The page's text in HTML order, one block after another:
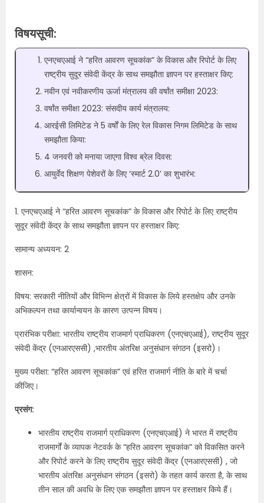
विषयसूची:
एनएचएआई ने “हरित आवरण सूचकांक” के विकास और रिपोर्ट के लिए
राष्ट्रीय सुदूर संवेदी केंद्र के साथ समझौता ज्ञापन पर हस्ताक्षर किए:
नवीन एवं नवीकरणीय ऊर्जा मंत्रालय की वर्षांत समीक्षा 2023:
वर्षांत समीक्षा 2023: संसदीय कार्य मंत्रालय:
आरईसी लिमिटेड ने 5 वर्षों के लिए रेल विकास निगम लिमिटेड के साथ
समझौता किया:
4 जनवरी को मनाया जाएगा विश्व ब्रेल दिवस:
आयुर्वेद शिक्षण पेशेवरों के लिए ‘स्मार्ट 2.0’ का शुभारंभ:
1. एनएचएआई ने “हरित आवरण सूचकांक” के विकास और रिपोर्ट के लिए राष्ट्रीय
सुदूर संवेदी केंद्र के साथ समझौता ज्ञापन पर हस्ताक्षर किए:
सामान्य अध्ययन: 2
शासन:
विषय: सरकारी नीतियों और विभिन्न क्षेत्रों में विकास के लिये हस्तक्षेप और उनके
अभिकल्पन तथा कार्यान्वयन के कारण उत्पन्न विषय।
प्रारंभिक परीक्षा: भारतीय राष्ट्रीय राजमार्ग प्राधिकरण (एनएचएआई), राष्ट्रीय सुदूर
संवेदी केंद्र (एनआरएससी) ,भारतीय अंतरिक्ष अनुसंधान संगठन (इसरो)।
मुख्य परीक्षा: “हरित आवरण सूचकांक” एवं हरित राजमार्ग नीति के बारे में चर्चा
कीजिए।
प्रसंग:
भारतीय राष्ट्रीय राजमार्ग प्राधिकरण (एनएचएआई) ने भारत में राष्ट्रीय
राजमार्गों के व्यापक नेटवर्क के “हरित आवरण सूचकांक” को विकसित करने
और रिपोर्ट करने के लिए राष्ट्रीय सुदूर संवेदी केंद्र (एनआरएससी) , जो
भारतीय अंतरिक्ष अनुसंधान संगठन (इसरो) के तहत कार्य करता है, के साथ
तीन साल की अवधि के लिए एक समझौता ज्ञापन पर हस्ताक्षर किये हैं।